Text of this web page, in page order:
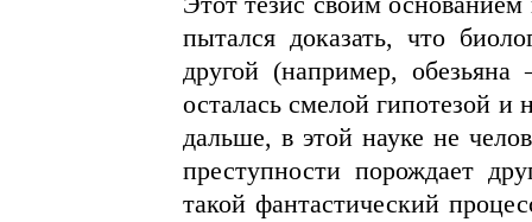
пытался доказать, что
другой (например,
осталась смелой гипотезой
дальше, в этой науке не
преступности порождает
такой фантастический